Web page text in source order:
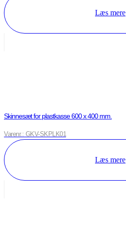
Læs mere
Skinnesæt for plastkasse 600 x 400 mm.
Varenr.: GKV-SKPLK01
Læs mere